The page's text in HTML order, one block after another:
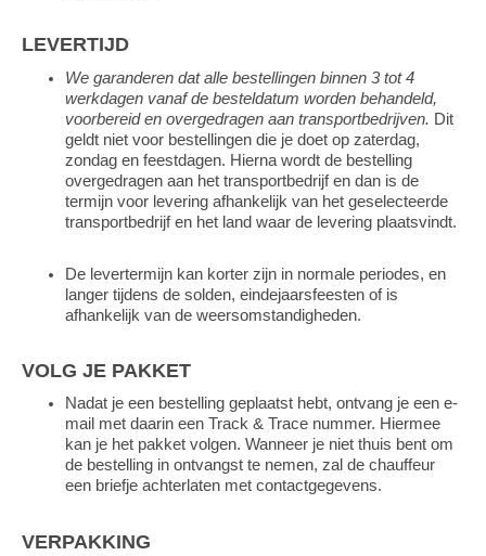
LEVERTIJD
We garanderen dat alle bestellingen binnen 3 tot 4
werkdagen vanaf de besteldatum worden behandeld,
voorbereid en overgedragen aan transportbedrijven. Dit
geldt niet voor bestellingen die je doet op zaterdag,
zondag en feestdagen. Hierna wordt de bestelling
overgedragen aan het transportbedrijf en dan is de
termijn voor levering afhankelijk van het geselecteerde
transportbedrijf en het land waar de levering plaatsvindt.
De levertermijn kan korter zijn in normale periodes, en
langer tijdens de solden, eindejaarsfeesten of is
afhankelijk van de weersomstandigheden.
VOLG JE PAKKET
Nadat je een bestelling geplaatst hebt, ontvang je een e-
mail met daarin een Track & Trace nummer. Hiermee
kan je het pakket volgen. Wanneer je niet thuis bent om
de bestelling in ontvangst te nemen, zal de chauffeur
een briefje achterlaten met contactgegevens.
VERPAKKING